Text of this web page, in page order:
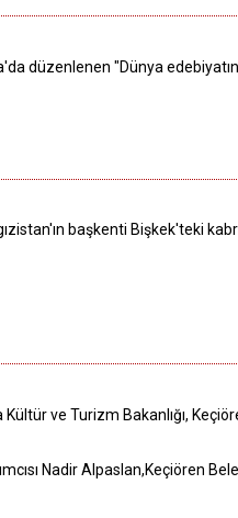
düzenlenen "Dünya
başkenti Bişkek'teki
Kültür ve Turizm Bakanlığı,
Nadir Alpaslan,Keçiören